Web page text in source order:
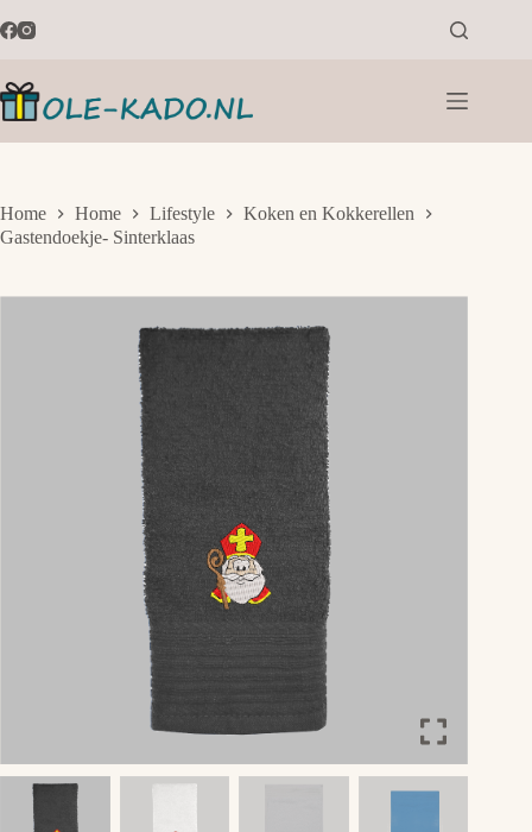
naar
Home Home Lifestyle
Koken en Kokkerellen
Gastendoekje- Sinterklaas